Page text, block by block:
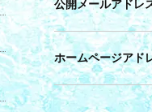
公開メールアドレ
ホームページアド